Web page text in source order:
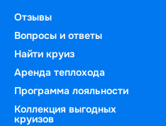
Отзывы
Вопросы и ответы
Найти круиз
Аренда теплохода
Программа лояльности
Коллекция выгодных
круизов